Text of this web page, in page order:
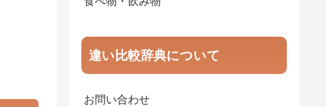
違い比較辞典について
お問い合わせ